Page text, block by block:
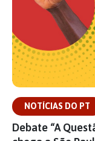
NOTÍCIAS DO PT
Debate “A